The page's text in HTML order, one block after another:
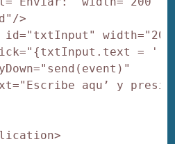
>
=
aqu’ y